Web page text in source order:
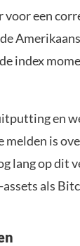
een
index
en
is
lang op dit
als